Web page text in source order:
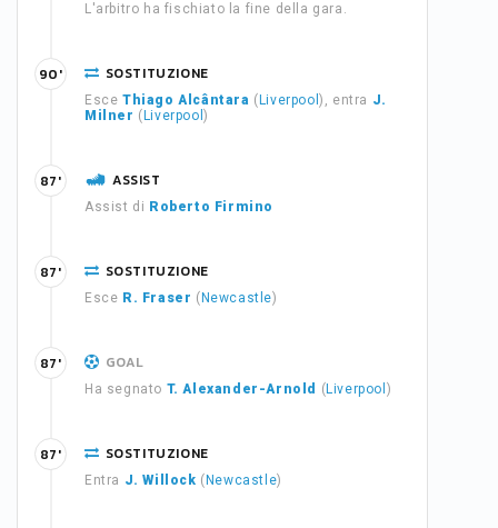
L'arbitro ha fischiato la fine della gara.
SOSTITUZIONE
Esce Thiago Alcântara ( Liverpool), entra J.
Milner ( Liverpool)
90'
ASSIST
Assist di Roberto Firmino
87'
SOSTITUZIONE
Esce R. Fraser ( Newcastle)
87'
GOAL
Ha segnato T. Alexander-Arnold ( Liverpool )
87'
SOSTITUZIONE
Entra J. Willock ( Newcastle)
87'